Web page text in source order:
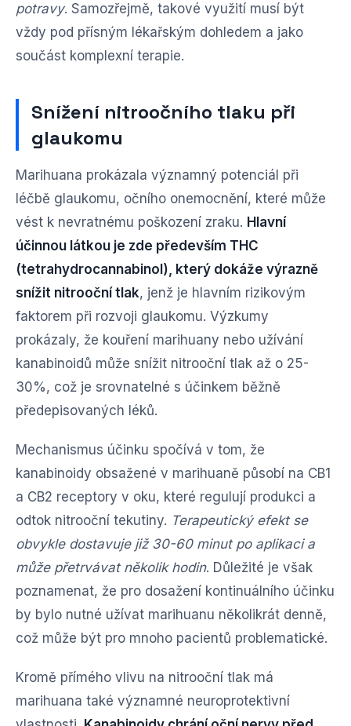
potravy. Samozřejmě, takové využití musí být
vždy pod přísným lékařským dohledem a jako
součást komplexní terapie.
Snížení nitroočního tlaku při
glaukomu
Marihuana prokázala významný potenciál při
léčbě glaukomu, očního onemocnění, které může
vést k nevratnému poškození zraku. Hlavní
účinnou látkou je zde především THC
(tetrahydrocannabinol), který dokáže výrazně
snížit nitrooční tlak, jenž je hlavním rizikovým
faktorem při rozvoji glaukomu. Výzkumy
prokázaly, že kouření marihuany nebo užívání
kanabinoidů může snížit nitrooční tlak až o 25-
30%, což je srovnatelné s účinkem běžně
předepisovaných léků.
Mechanismus účinku spočívá v tom, že
kanabinoidy obsažené v marihuaně působí na CB1
a CB2 receptory v oku, které regulují produkci a
odtok nitrooční tekutiny. Terapeutický efekt se
obvykle dostavuje již 30-60 minut po aplikaci a
může přetrvávat několik hodin. Důležité je však
poznamenat, že pro dosažení kontinuálního účinku
by bylo nutné užívat marihuanu několikrát denně,
což může být pro mnoho pacientů problematické.
Kromě přímého vlivu na nitrooční tlak má
marihuana také významné neuroprotektivní